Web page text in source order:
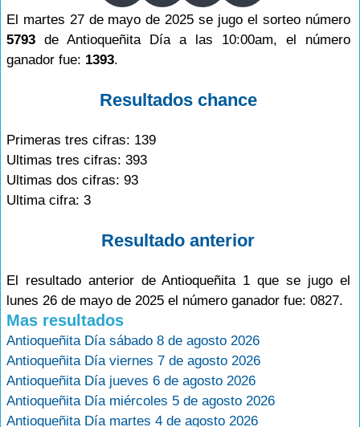
El martes 27 de mayo de 2025 se jugo el sorteo número
5793 de Antioqueñita Día a las 10:00am, el número
ganador fue: 1393.
Resultados chance
Primeras tres cifras: 139
Ultimas tres cifras: 393
Ultimas dos cifras: 93
Ultima cifra: 3
Resultado anterior
El resultado anterior de Antioqueñita 1 que se jugo el
lunes 26 de mayo de 2025 el número ganador fue: 0827.
Mas resultados
Antioqueñita Día sábado 8 de agosto 2026
Antioqueñita Día viernes 7 de agosto 2026
Antioqueñita Día jueves 6 de agosto 2026
Antioqueñita Día miércoles 5 de agosto 2026
Antioqueñita Día martes 4 de agosto 2026